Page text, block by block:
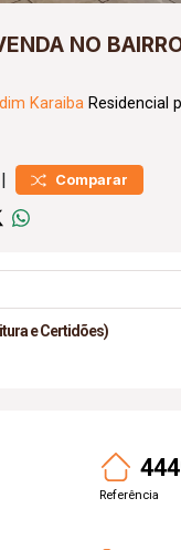
NO
Karaiba Residencial
| Comparar
e Certidões)
Referência